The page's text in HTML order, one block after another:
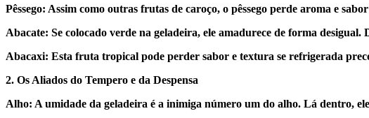
​Pêssego: Assim como outras frutas de caroço, o pêssego perde aroma e
​Abacate: Se colocado verde na geladeira, ele amadurece de forma
​Abacaxi: Esta fruta tropical pode perder sabor e textura se refrigerada
​2. Os Aliados do Tempero e da Despensa
​Alho: A umidade da geladeira é a inimiga número um do alho. Lá dentro,